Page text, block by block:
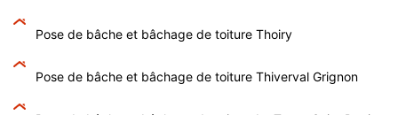
Pose de bâche et bâchage de toiture Thoiry
Pose de bâche et bâchage de toiture Thiverval Grignon